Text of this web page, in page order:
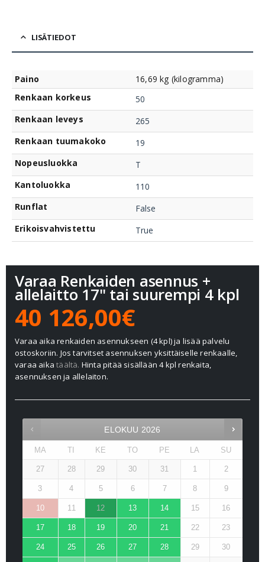
LISÄTIEDOT
Paino
16,69 kg (kilogramma)
Renkaan korkeus
50
Renkaan leveys
265
Renkaan tuumakoko
19
Nopeusluokka
T
Kantoluokka
110
Runflat
False
Erikoisvahvistettu
True
Varaa Renkaiden asennus +
allelaitto 17" tai suurempi 4 kpl
40 126,00€
Varaa aika renkaiden asennukseen (4 kpl) ja lisää palvelu
ostoskoriin. Jos tarvitset asennuksen yksittäiselle renkaalle,
varaa aikatäältä. Hinta pitää sisällään 4 kpl renkaita,
asennuksen ja allelaiton.
ELOKUU 2026
MA TI KE TO PE LA SU
27 28 29 30 31 1 2
3 4 5 6 7 8 9
10 11 12 13 14 15 16
17 18 19 20 21 22 23
24 25 26 27 28 29 30